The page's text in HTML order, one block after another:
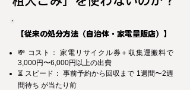
【従来の処分方法（自治体・家電量販店）】
💸 コスト： 家電リサイクル券＋収集運搬料で
3,000円〜6,000円以上の出費
⏳ スピード： 事前予約から回収まで 1週間〜2週
間待ち が当たり前